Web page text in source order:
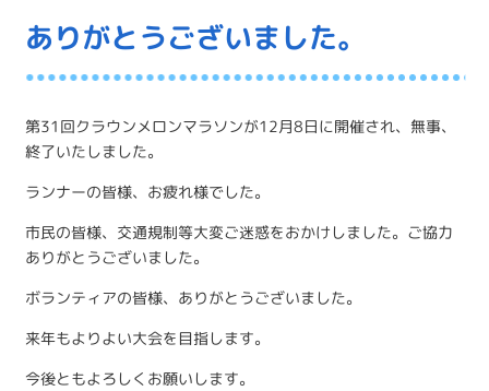
ありがとうございました。
第31回クラウンメロンマラソンが12月8日に開催され、無事、
終了いたしました。
ランナーの皆様、お疲れ様でした。
市民の皆様、交通規制等大変ご迷惑をおかけしました。ご協力
ありがとうございました。
ボランティアの皆様、ありがとうございました。
来年もよりよい大会を目指します。
今後ともよろしくお願いします。